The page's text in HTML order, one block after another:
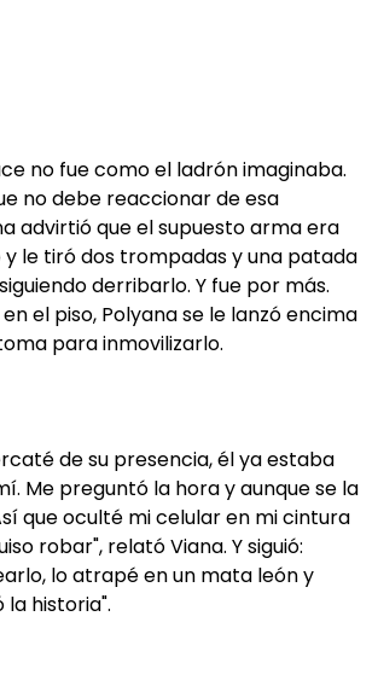
no fue como el ladrón imaginaba.
no debe reaccionar de esa
advirtió que el supuesto arma era
y le tiró dos trompadas y una patada
derribarlo. Y fue por más.
el piso, Polyana se le lanzó encima
para inmovilizarlo.
de su presencia, él ya estaba
Me preguntó la hora y aunque se la
que oculté mi celular en mi cintura
robar", relató Viana. Y siguió:
lo atrapé en un mata león y
la historia".